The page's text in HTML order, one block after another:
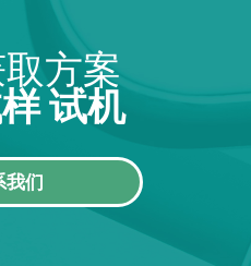
方案
试机
我们